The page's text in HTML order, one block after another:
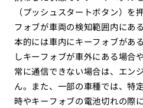
（プッシュスタートボタン）を
フォブが車両の検知範囲内にあ
本的には車内にキーフォブがあ
しキーフォブが車外にある場合
常に通信できない場合は、エン
ん。また、一部の車種では、特
時やキーフォブの電池切れの際